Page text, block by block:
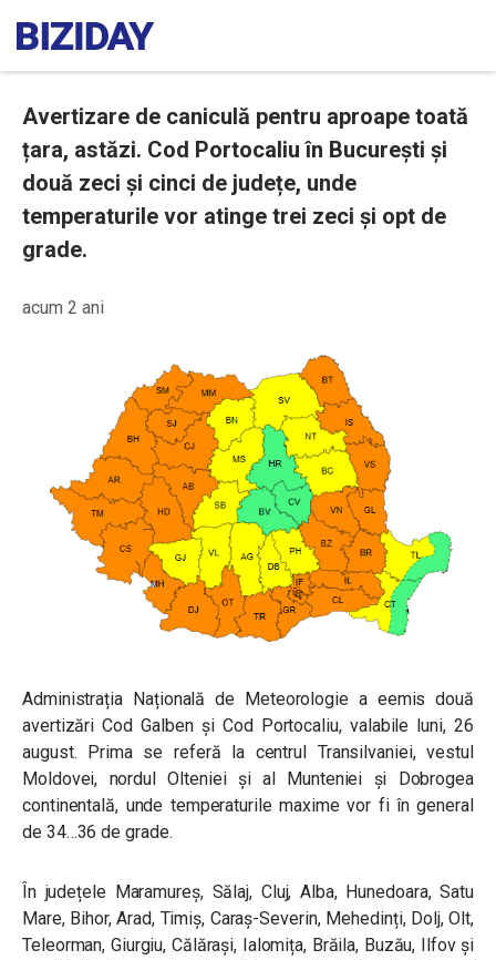
Avertizare de caniculă pentru aproape toată
țara, astăzi. Cod Portocaliu în București și
două zeci și cinci de județe, unde
temperaturile vor atinge trei zeci și opt de
grade.
acum 2 ani
Administrația Națională de Meteorologie a eemis două
avertizări Cod Galben și Cod Portocaliu, valabile luni, 26
august. Prima se referă la centrul Transilvaniei, vestul
Moldovei, nordul Olteniei și al Munteniei și Dobrogea
continentală, unde temperaturile maxime vor fi în general
de 34…36 de grade.
În județele Maramureș, Sălaj, Cluj, Alba, Hunedoara, Satu
Mare, Bihor,Arad, Timiș, Caraș-Severin, Mehedinți, Dolj, Olt,
Teleorman, Giurgiu, Călărași, Ialomița, Brăila, Buzău, Ilfov și